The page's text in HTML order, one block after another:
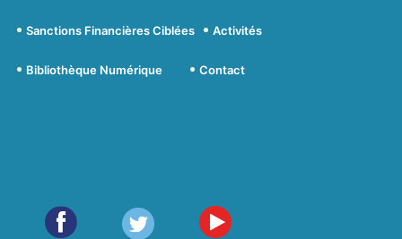
Sanctions Financières Ciblées Activités
Bibliothèque Numérique Contact